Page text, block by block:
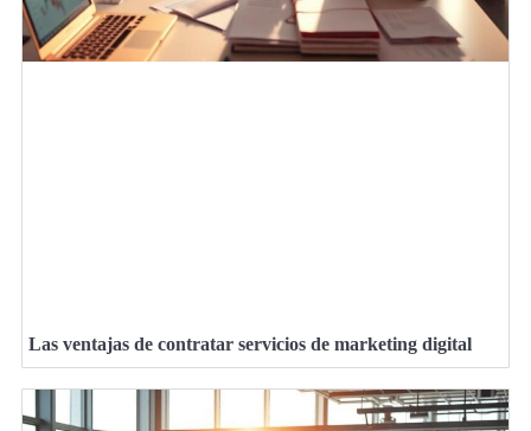
Las ventajas de contratar servicios de marketing digital